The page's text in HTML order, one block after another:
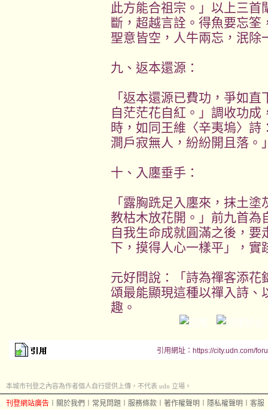
此方能合祖宗。」以上三首
斷，超越言詮。得魚要忘
聖意皆空，人牛兩忘，泯除
九、返本還源：
「返本還源已費功，爭如
自茫茫花自紅。」調收功
時，如同王維〈辛夷塢〉
澗戶寂無人，紛紛開且落。
十、入廛垂手：
「露胸跣足入廛來，抹土
教枯木放花開。」前九首為
自我生命成就圓滿之後，
下，摸得人心一樣平」，實
元好問說：「詩為禪客添花
頌最能顯現這種以禪入詩、
趣。
引用網址：https://city.udn.com/
本城市刊登之內容為作者個人自行提供上傳，不代表 udn 立場。
刊登網站廣告 關於我們 常見問題 服務條款 著作權聲明 隱私權聲明 客服